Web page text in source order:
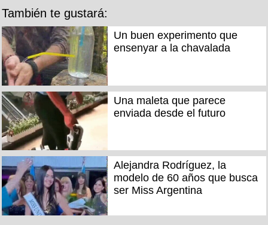
También te gustará:
Un buen experimento que
ensenyar a la chavalada
Una maleta que parece
enviada desde el futuro
Alejandra Rodríguez, la
modelo de 60 años que busca
ser Miss Argentina